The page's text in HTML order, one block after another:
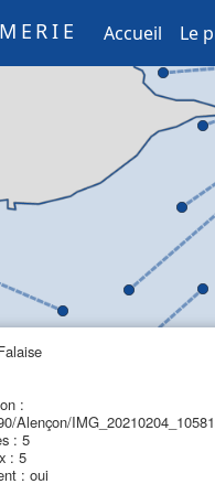
Accueil Le
:
Alençon/
: 5
: 5
: oui